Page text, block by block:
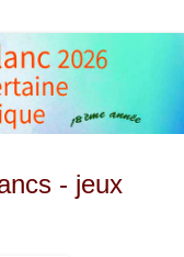
- jeux